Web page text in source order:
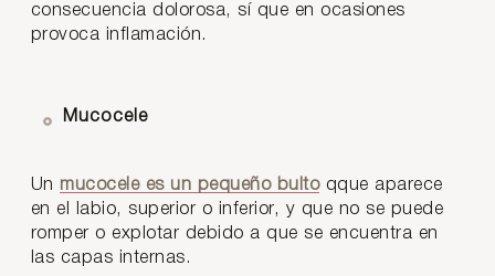
consecuencia dolorosa, sí que en ocasiones
provoca inflamación.
Mucocele
Un mucocele es un pequeño bultoqque aparece
en el labio, superior o inferior, y que no se puede
romper o explotar debido a que se encuentra en
las capas internas.